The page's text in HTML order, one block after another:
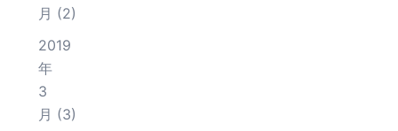
月 (2)
2019
年
3
月 (3)